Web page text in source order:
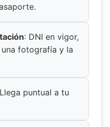
: DNI en vigor,
fotografía y la
puntual a tu